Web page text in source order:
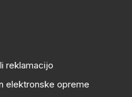
reklamacijo
elektronske opreme